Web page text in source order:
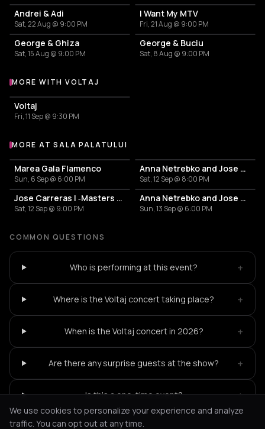
Andrei & Adi
Sat, 22 Aug @ 9:00 PM
I Want My MTV
Fri, 21 Aug @ 9:00 PM
George & Ghiza
Sat, 15 Aug @ 9:00 PM
George & Buciu
Sat, 8 Aug @ 9:00 PM
More events with Voltaj
MORE WITH VOLTAJ
Voltaj
Fri, 11 Sep @ 9:30 PM
More events at Sala Palatului
MORE AT SALA PALATULUI
Marea Gala Flamenco
Sun, 6 Sep @ 6:00 PM
Anna Netrebko and Jose Carreras
Sat, 12 Sep @ 8:00 PM
Jose Carreras | ‐Masters Of Classic‐
Sat, 12 Sep @ 9:00 PM
Anna Netrebko and Jose Carreras
Sun, 13 Sep @ 6:00 PM
COMMON QUESTIONS
Who is performing at this event? +
Where is the Voltaj concert taking place? +
When is the Voltaj concert in 2026? +
Are there any surprise guests at the show? +
Is this a one-time event? +
We use cookies to personalize your experience and analyze
traffic. You can opt out at any time.